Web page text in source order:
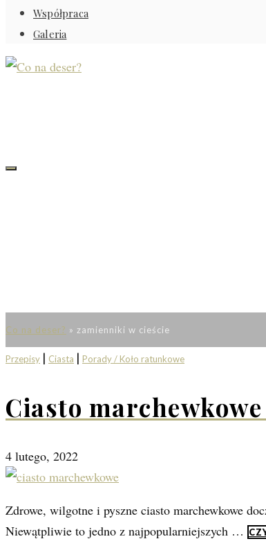
Współpraca
Galeria
Co na deser? » zamienniki w cieście
Przepisy | Ciasta | Porady / Koło ratunkowe
Ciasto
4 lutego, 2022
Zdrowe, wilgotne i pyszne ciasto marchewkowe
Niewątpliwie to jedno z najpopularniejszych …